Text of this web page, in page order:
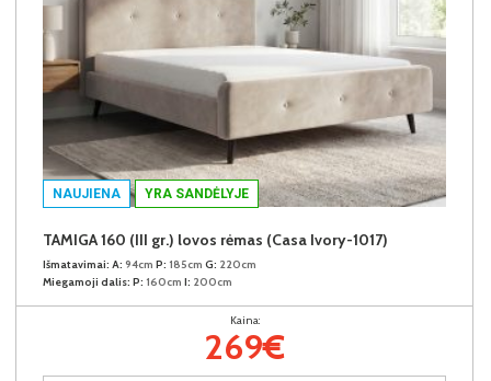
NAUJIENA YRA SANDĖLYJE
TAMIGA 160 (III gr.) lovos rėmas (Casa Ivory-1017)
Išmatavimai: A: 94cm P: 185cm G: 220cm
Miegamoji dalis: P: 160cm I: 200cm
Kaina:
269€